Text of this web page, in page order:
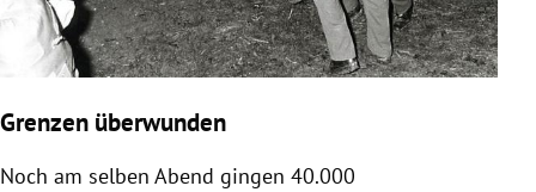
Grenzen überwunden
Noch am selben Abend gingen 40.000